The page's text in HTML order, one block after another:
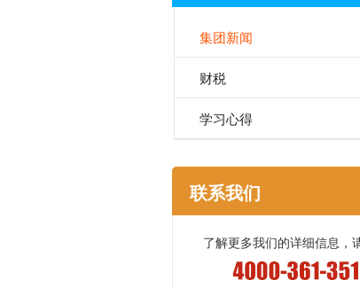
集团新闻
财税
学习心得
联系我们
了解更多我们的详细信息，